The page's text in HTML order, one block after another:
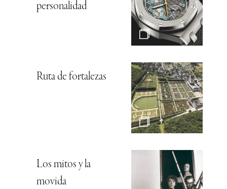
personalidad
Ruta de fortalezas
Los mitos y la
movida